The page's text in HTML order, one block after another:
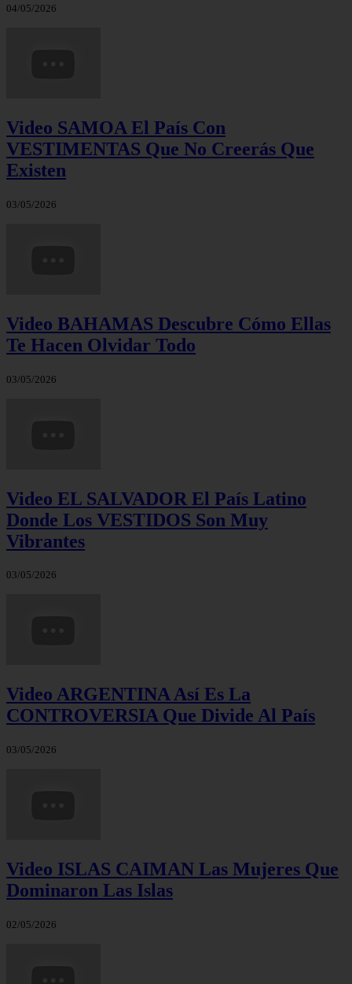
04/05/2026
Video SAMOA El País Con
VESTIMENTAS Que No Creerás Que
Existen
03/05/2026
Video BAHAMAS Descubre Cómo Ellas
Te Hacen Olvidar Todo
03/05/2026
Video EL SALVADOR El País Latino
Donde Los VESTIDOS Son Muy
Vibrantes
03/05/2026
Video ARGENTINA Así Es La
CONTROVERSIA Que Divide Al País
03/05/2026
Video ISLAS CAIMAN Las Mujeres Que
Dominaron Las Islas
02/05/2026